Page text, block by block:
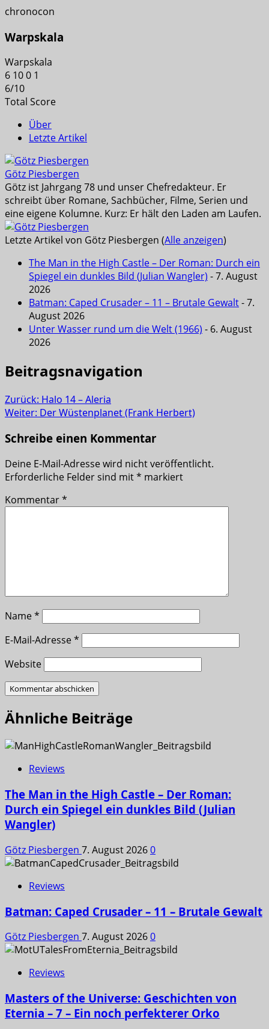
chronocon
Warpskala
Warpskala
6 100 1
6/10
Total Score
Über
Letzte Artikel
Götz Piesbergen
Götz ist Jahrgang 78 und unser Chefredakteur. Er
schreibt über Romane, Sachbücher, Filme, Serien und
eine eigene Kolumne. Kurz: Er hält den Laden am Laufen.
Letzte Artikel von Götz Piesbergen (Alle anzeigen)
The Man in the High Castle – Der Roman: Durch ein
Spiegel ein dunkles Bild (Julian Wangler) - 7. August
2026
Batman: Caped Crusader – 11 – Brutale Gewalt- 7.
August 2026
Unter Wasser rund um die Welt (1966) - 6. August
2026
Beitragsnavigation
Zurück: Halo 14 – Aleria
Weiter: Der Wüstenplanet (Frank Herbert)
Schreibe einen Kommentar
Deine E-Mail-Adresse wird nicht veröffentlicht.
Erforderliche Felder sind mit* markiert
Kommentar*
Name*
E-Mail-Adresse*
Website
Ähnliche Beiträge
Reviews
The Man in the High Castle – Der Roman:
Durch ein Spiegel ein dunkles Bild (Julian
Wangler)
Götz Piesbergen 7. August 20260
Reviews
Batman: Caped Crusader – 11 – Brutale Gewalt
Götz Piesbergen 7. August 20260
Reviews
Masters of the Universe: Geschichten von
Eternia – 7 – Ein noch perfekterer Orko